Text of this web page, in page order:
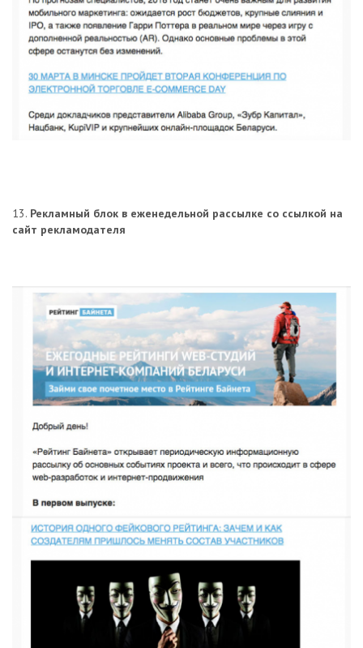
13. Рекламный блок в еженедельной рассылке со ссылкой на
сайт рекламодателя